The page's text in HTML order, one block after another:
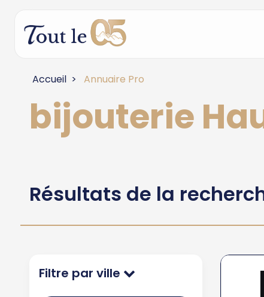
Accueil Annuaire Pro
bijouterie
Résultats de la
Filtre par ville